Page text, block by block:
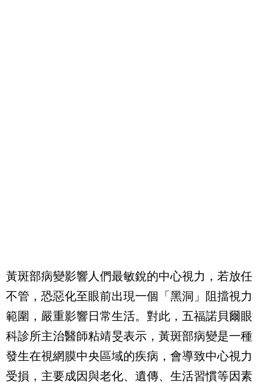
黃斑部病變影響人們最敏銳的中心視力，若放任
不管，恐惡化至眼前出現一個「黑洞」阻擋視力
範圍，嚴重影響日常生活。對此，五福諾貝爾眼
科診所主治醫師粘靖旻表示，黃斑部病變是一種
發生在視網膜中央區域的疾病，會導致中心視力
受損，主要成因與老化、遺傳、生活習慣等因素